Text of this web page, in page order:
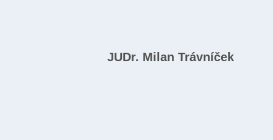
JUDr. Milan Trávníček